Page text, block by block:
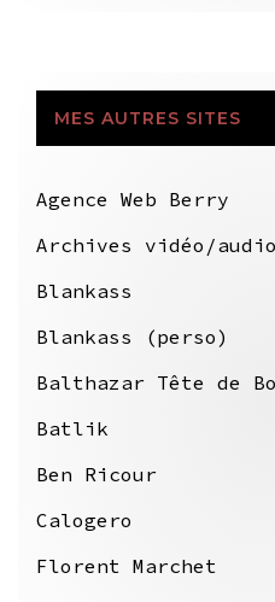
MES AUTRES SITES
Agence Web Berry
Archives vidéo/
Blankass
Blankass (perso)
Balthazar Tête de
Batlik
Ben Ricour
Calogero
Florent Marchet